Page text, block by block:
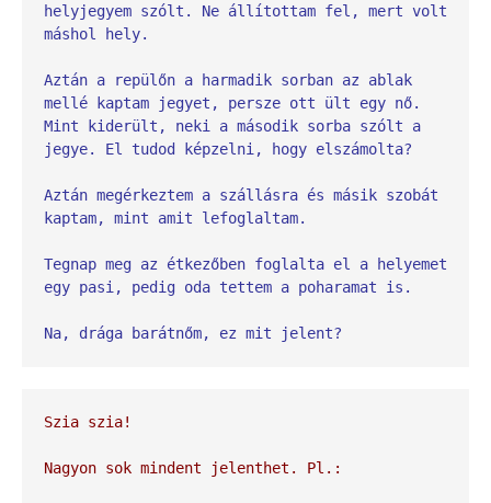
helyjegyem szólt. Ne állítottam fel, mert volt
máshol hely.
Aztán a repülőn a harmadik sorban az ablak
mellé kaptam jegyet, persze ott ült egy nő.
Mint kiderült, neki a második sorba szólt a
jegye. El tudod képzelni, hogy elszámolta?
Aztán megérkeztem a szállásra és másik szobát
kaptam, mint amit lefoglaltam.
Tegnap meg az étkezőben foglalta el a helyemet
egy pasi, pedig oda tettem a poharamat is.
Na, drága barátnőm, ez mit jelent?
Szia szia!
Nagyon sok mindent jelenthet. Pl.: